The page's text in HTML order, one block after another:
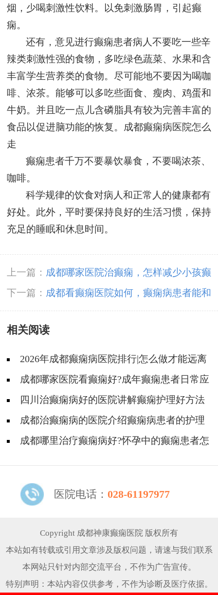
烟，少喝刺激性饮料。以免刺激肠胃，引起癫
痫。
还有，意见进行癫痫患者病人不要吃一些辛
辣类刺激性强的食物，多吃绿色蔬菜、水果和含
丰富学生营养类的食物。尽可能地不要因为喝咖
啡、浓茶。能够可以多吃些面食、瘦肉、鸡蛋和
牛奶。并且吃一点儿含磷脂具有较为完善丰富的
食品以促进脑功能的恢复。 成都癫痫病医院怎么
走
癫痫患者千万不要暴饮暴食，不要喝浓茶、
咖啡。
科学规律的饮食对病人和正常人的健康都有
好处。此外，平时要保持良好的生活习惯，保持
充足的睡眠和休息时间。
上一篇： 成都哪家医院治癫痫，怎样减少小孩癫
痫的发病诱因?
下一篇： 成都看癫痫医院如何，癫痫病患者能和
伴侣生育吗?
相关阅读
2026年成都癫痫病医院排行|怎么做才能远离
癫痫？成都哪家医院看癫痫好?成年癫痫患者日常应
如何护理?
四川治癫痫病好的医院讲解癫痫护理好方法
有哪些?
成都治癫痫病的医院介绍癫痫病患者的护理
成都哪里治疗癫痫病好?怀孕中的癫痫患者怎
医院电话： 028-61197977
Copyright 成都神康癫痫医院 版权所有
本站如有转载或引用文章涉及版权问题，请速与我们联系
本网站只针对内部交流平台，不作为广告宣传。
特别声明：本站内容仅供参考，不作为诊断及医疗依据。